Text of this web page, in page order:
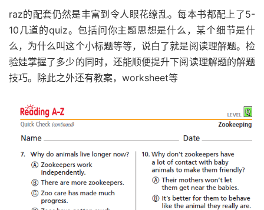
raz的配套仍然是丰富到令人眼花缭乱。每本书都配上了5-
10几道的quiz。包括问你主题思想是什么，某个细节是什
么，为什么叫这个小标题等等，说白了就是阅读理解题。检
验娃掌握了多少的同时，还能顺便提升下阅读理解题的解题
技巧。除此之外还有教案，worksheet等